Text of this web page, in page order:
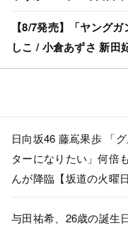
【8/7発売】「ヤング
しこ / 小倉あずさ 新田
日向坂46 藤嶌果歩 「
ターになりたい」何倍
んが降臨【坂道の火曜日
与田祐希、26歳の誕生